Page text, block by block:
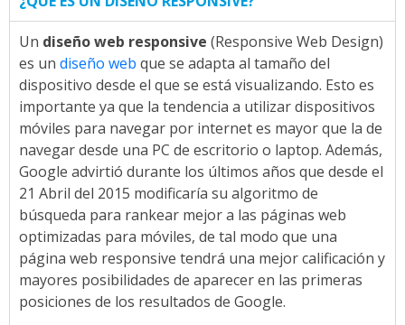
Un diseño web responsive (Responsive Web Design)
es un diseño web que se adapta al tamaño del
dispositivo desde el que se está visualizando. Esto es
importante ya que la tendencia a utilizar dispositivos
móviles para navegar por internet es mayor que la de
navegar desde una PC de escritorio o laptop. Además,
Google advirtió durante los últimos años que desde el
21 Abril del 2015 modificaría su algoritmo de
búsqueda para rankear mejor a las páginas web
optimizadas para móviles, de tal modo que una
página web responsive tendrá una mejor calificación y
mayores posibilidades de aparecer en las primeras
posiciones de los resultados de Google.